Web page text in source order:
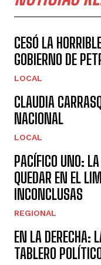
CESÓ LA
GOBIERNO DE
LOCAL
CLAUDIA
NACIONAL
LOCAL
PACÍFICO UNO:
QUEDAR EN EL
INCONCLUSAS
REGIONAL
EN LA DERECHA:
TABLERO